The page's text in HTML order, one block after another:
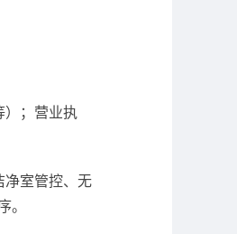
）；营业执
净室管控、无
。